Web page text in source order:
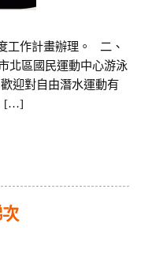
工作計畫辦理。 二、
北區國民運動中心游泳
迎對自由潛水運動有
[…]